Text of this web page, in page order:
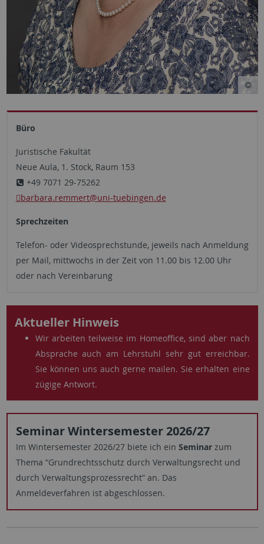
Büro
Juristische Fakultät
Neue Aula, 1. Stock, Raum 153
+49 7071 29-75262
barbara.remmert@uni-tuebingen.de
Sprechzeiten
Telefon- oder Videosprechstunde, jeweils nach Anmeldung
per Mail, mittwochs in der Zeit von 11.00 bis 12.00 Uhr
oder nach Vereinbarung
Aktueller Hinweis
Wir arbeiten teilweise im Homeoffice, sind aber nach
Absprache auch am Lehrstuhl sehr gut erreichbar.
Sie können uns auch gerne mailen. Sie erhalten eine
zügige Antwort.
Seminar Wintersemester 2026/27
Im Wintersemester 2026/27 biete ich ein Seminar zum
Thema “Grundrechtsschutz durch Verwaltungsrecht und
durch Verwaltungsprozessrecht” an. Das
Anmeldeverfahren ist abgeschlossen.